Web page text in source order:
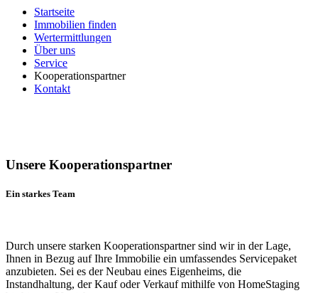
Startseite
Immobilien finden
Wertermittlungen
Über uns
Service
Kooperationspartner
Kontakt
Unsere Kooperationspartner
Ein starkes Team
Durch unsere starken Kooperationspartner sind wir in der Lage,
Ihnen in Bezug auf Ihre Immobilie ein umfassendes Servicepaket
anzubieten. Sei es der Neubau eines Eigenheims, die
Instandhaltung, der Kauf oder Verkauf mithilfe von HomeStaging